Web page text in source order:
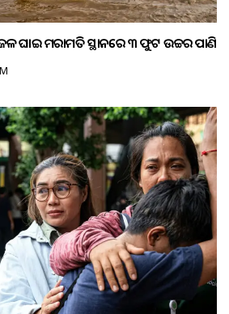
ଘାଇ ମରାମତି ସ୍ଥାନରେ ୩ ଫୁଟ ଉଚ୍ଚର ପାଣି